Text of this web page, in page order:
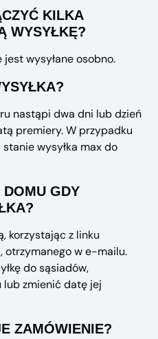
KILKA
WYSYŁKĘ?
wysyłane osobno.
nastąpi dwa dni lub dzień
premiery. W przypadku
wysyłka max do
GDY
korzystając z linku
otrzymanego w e-mailu.
do sąsiadów,
zmienić datę jej
ZAMÓWIENIE?